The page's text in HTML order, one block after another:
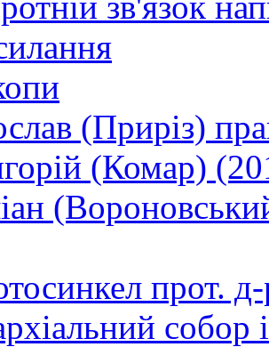
(Приріз)
(Комар)
прот.
собор